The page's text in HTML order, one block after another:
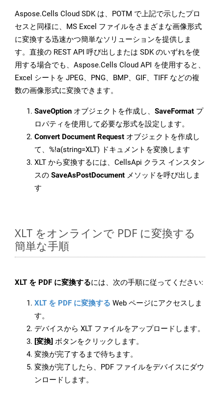
Aspose.Cells Cloud SDK は、POTM で上記で示したプロ
セスと同様に、MS Excel ファイルをさまざまな画像形式
に変換する迅速かつ簡単なソリューションを提供しま
す。直接の REST API 呼び出しまたは SDK のいずれを使
用する場合でも、Aspose.Cells Cloud API を使用すると、
Excel シートを JPEG、PNG、BMP、GIF、TIFF などの複
数の画像形式に変換できます。
SaveOption オブジェクトを作成し、 SaveFormat プ
ロパティを使用して必要な形式を設定します。
Convert Document Request オブジェクトを作成し
て、%!a(string=XLT) ドキュメントを変換します
XLT から変換するには、CellsApi クラス インスタン
スの SaveAsPostDocument メソッドを呼び出しま
す
XLT をオンラインで PDF に変換する
簡単な手順
XLT を PDF に変換するには、次の手順に従ってください:
XLT を PDF に変換する Web ページにアクセスしま
す。
デバイスから XLT ファイルをアップロードします。
[変換] ボタンをクリックします。
変換が完了するまで待ちます。
変換が完了したら、PDF ファイルをデバイスにダウ
ンロードします。